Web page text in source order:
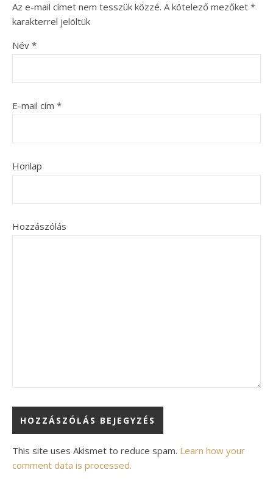
Az e-mail címet nem tesszük közzé. A kötelező mezőket *
karakterrel jelöltük
Név *
E-mail cím *
Honlap
Hozzászólás
Alternative:
This site uses Akismet to reduce spam. Learn how your
comment data is processed.